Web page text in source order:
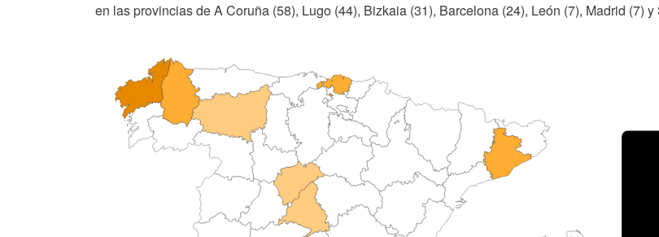
en las provincias de A Coruña (58), Lugo (44), Bizkaia (31), Barcelona (24), León (7), Madrid (7) y